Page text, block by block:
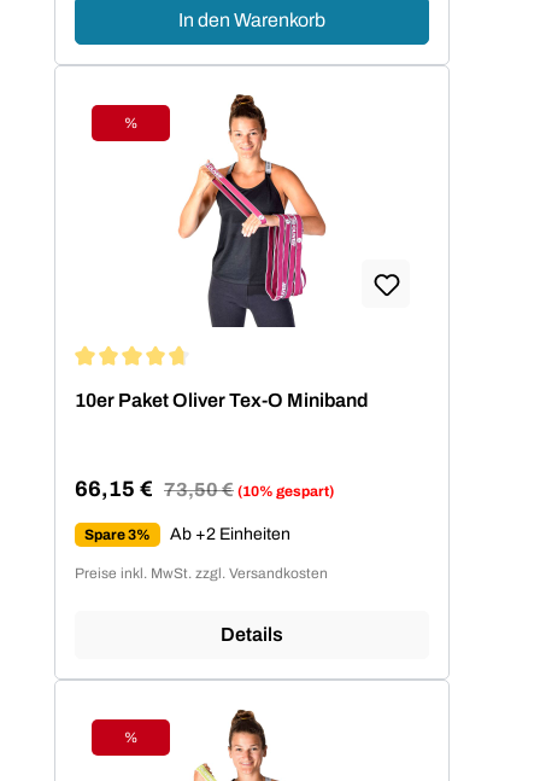
In den Warenkorb
Rabatt
%
10er Paket Oliver Tex-O Miniband
Verkaufspreis:
66,15 € Regulärer Preis:
73,50 € (10% gespart)
Spare 3% Ab +2 Einheiten
Preise inkl. MwSt. zzgl. Versandkosten
Details
Rabatt
%